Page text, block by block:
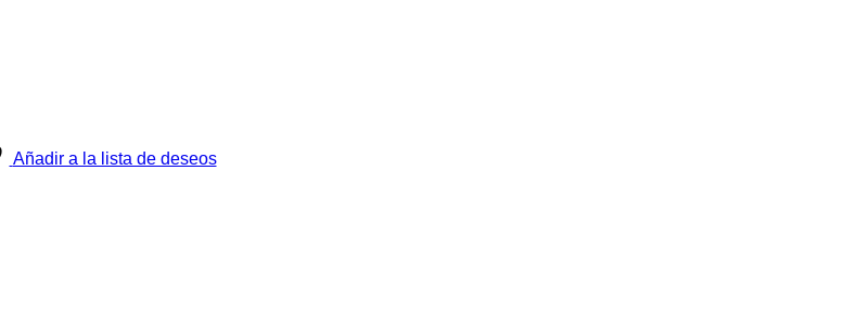
Añadir a la lista de deseos